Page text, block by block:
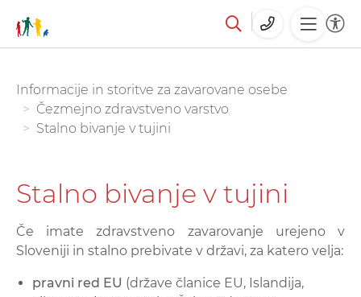
glavno
vsebino
You are here:
Informacije in storitve za zavarovane osebe
Čezmejno zdravstveno varstvo
Stalno bivanje v tujini
Stalno bivanje v tujini
Če imate zdravstveno zavarovanje urejeno v
Sloveniji in stalno prebivate v državi, za katero velja:
pravni red EU (države članice EU, Islandija,